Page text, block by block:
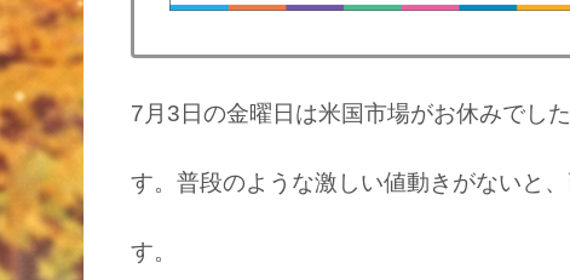
7月3日の金曜日は米国市場がお休みでし
す。普段のような激しい値動きがないと
す。